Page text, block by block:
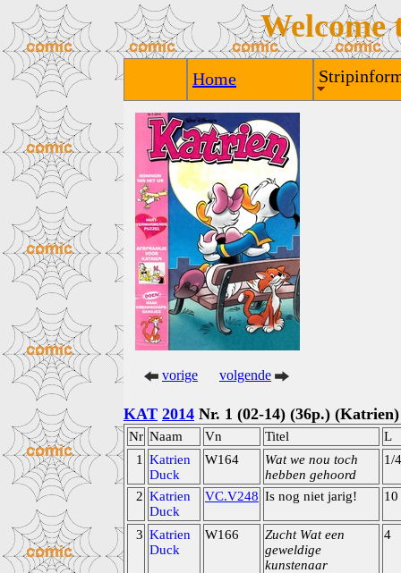
Welcome
Home
vorige volgende
KAT 2014 Nr. 1 (02-14) (36p.) (Katrien)
Nr Naam Vn Titel
L
1
Katrien
Duck
W164
Wat we nou toch
hebben gehoord
1/4
2 Katrien
Duck
VC.V248 Is nog niet jarig! 10
3 Katrien
Duck
W166
Zucht Wat een
geweldige
kunstenaar
4